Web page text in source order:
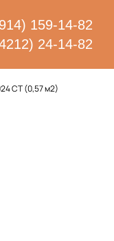
159-14-82
24-14-82
СТ (0,57 м2)